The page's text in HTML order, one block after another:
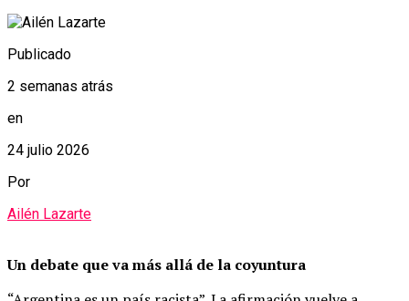
Publicado
2 semanas atrás
en
24 julio 2026
Por
Ailén Lazarte
Un debate que va más allá de la coyuntura